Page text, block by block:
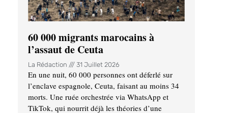
60 000 migrants marocains à
l’assaut de Ceuta
La Rédaction 31 Juillet 2026
En une nuit, 60 000 personnes ont déferlé sur
l’enclave espagnole, Ceuta, faisant au moins 34
morts. Une ruée orchestrée via WhatsApp et
TikTok, qui nourrit déjà les théories d’une